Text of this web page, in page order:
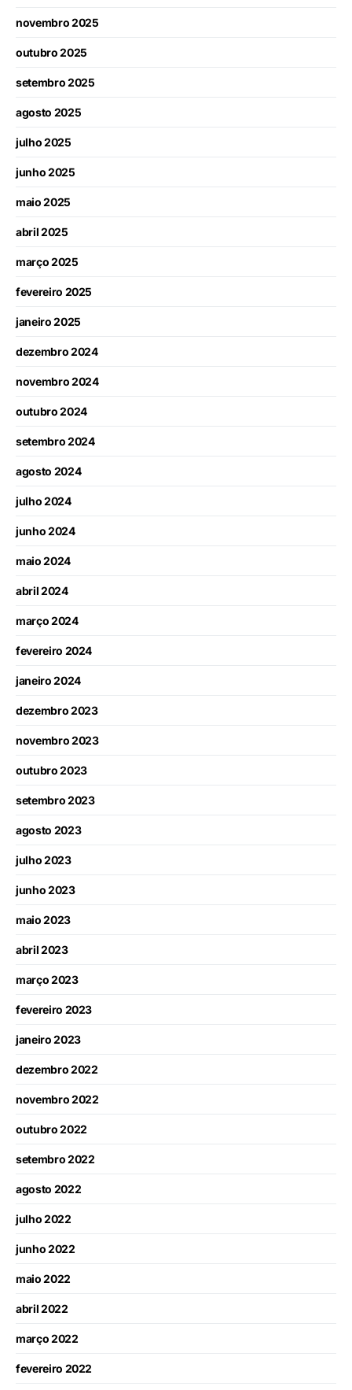
novembro 2025
outubro 2025
setembro 2025
agosto 2025
julho 2025
junho 2025
maio 2025
abril 2025
março 2025
fevereiro 2025
janeiro 2025
dezembro 2024
novembro 2024
outubro 2024
setembro 2024
agosto 2024
julho 2024
junho 2024
maio 2024
abril 2024
março 2024
fevereiro 2024
janeiro 2024
dezembro 2023
novembro 2023
outubro 2023
setembro 2023
agosto 2023
julho 2023
junho 2023
maio 2023
abril 2023
março 2023
fevereiro 2023
janeiro 2023
dezembro 2022
novembro 2022
outubro 2022
setembro 2022
agosto 2022
julho 2022
junho 2022
maio 2022
abril 2022
março 2022
fevereiro 2022